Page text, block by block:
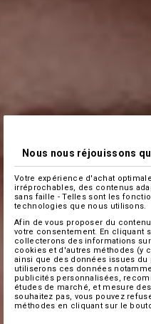
Nous nous réjouissons
Votre expérience d'achat
irréprochables, des contenus
sans faille - Telles sont les
technologies que nous utilisons.
Afin de vous proposer du
votre consentement. En cliquant
collecterons des informations
cookies et d'autres méthodes (y
ainsi que des données issues
utiliserons ces données
publicités personnalisées,
études de marché, et mesure
souhaitez pas, vous pouvez
méthodes en cliquant sur le